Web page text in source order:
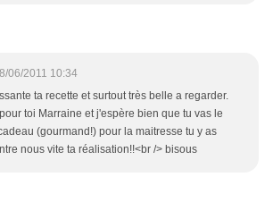
06/2011 10:34
ta recette et surtout très belle a regarder.
toi Marraine et j'espère bien que tu vas le
(gourmand!) pour la maitresse tu y as
nous vite ta réalisation!!<br /> bisous